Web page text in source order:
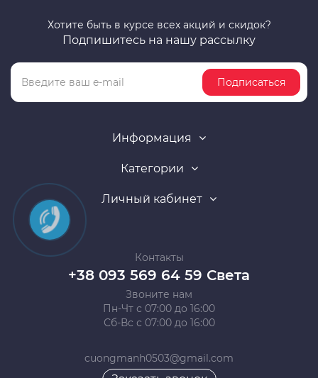
Хотите быть в курсе всех акций и скидок?
Подпишитесь на нашу рассылку
Подписаться
Информация
Категории
Личный кабинет
Контакты
+38 093 569 64 59 Света
Звоните нам
Пн-Чт с 07:00 до 16:00
Сб-Вс с 07:00 до 16:00
cuongmanh0503@gmail.com